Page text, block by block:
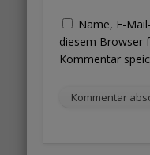
Name, E-
diesem Browser
Kommentar